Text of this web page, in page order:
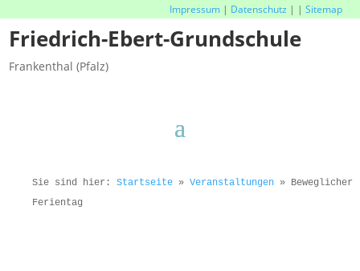
Impressum| Datenschutz | | Sitemap
Friedrich-Ebert-Grundschule
Frankenthal (Pfalz)
Sie sind hier: Startseite » Veranstaltungen » Beweglicher
Ferientag